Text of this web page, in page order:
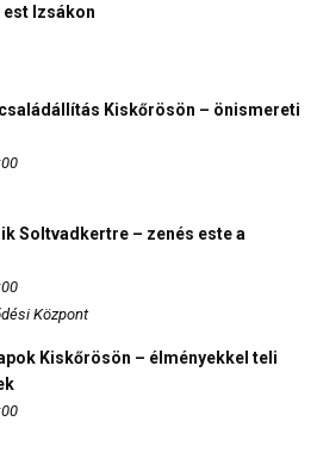
Izsákon
Kiskőrösön – önismereti
Soltvadkertre – zenés este a
Központ
Kiskőrösön – élményekkel teli